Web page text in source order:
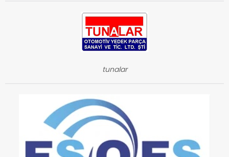
tunalar